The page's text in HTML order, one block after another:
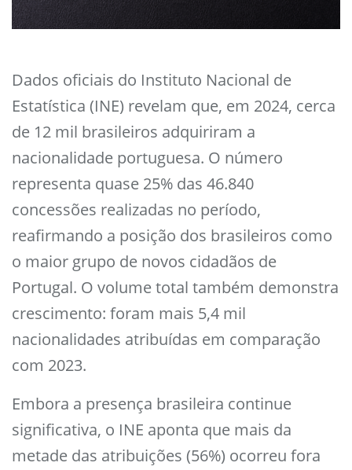
Dados oficiais do Instituto Nacional de
Estatística (INE) revelam que, em 2024, cerca
de 12 mil brasileiros adquiriram a
nacionalidade portuguesa. O número
representa quase 25% das 46.840
concessões realizadas no período,
reafirmando a posição dos brasileiros como
o maior grupo de novos cidadãos de
Portugal. O volume total também demonstra
crescimento: foram mais 5,4 mil
nacionalidades atribuídas em comparação
com 2023.
Embora a presença brasileira continue
significativa, o INE aponta que mais da
metade das atribuições (56%) ocorreu fora